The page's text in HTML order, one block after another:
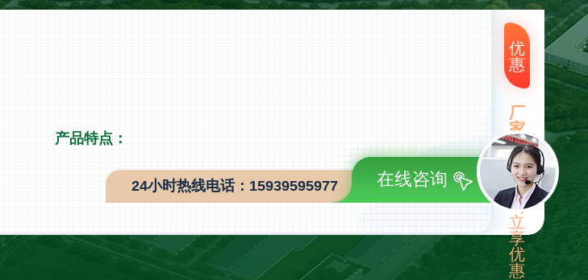
产品特点：
24小时热线电话：15939595977 在线咨询
优
惠
厂
家
直
销
咨
询
立
享
优
惠